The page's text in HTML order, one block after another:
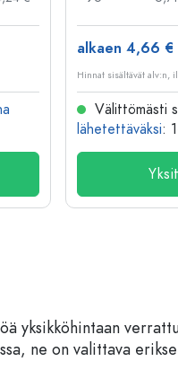
alkaen 4,66 €
Hinnat sisältävät alv:n,
Välittömästi
lähetettäväksi:
yksikköhintaan
ne on valittava